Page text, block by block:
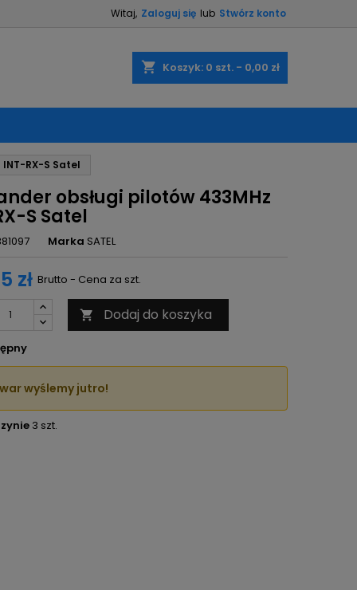
Witaj, Zaloguj się lub Stwórz konto
shopping_cart Koszyk: 0 szt. - 0,00 zł
RX-S Satel
obsługi pilotów 433MHz
S Satel
Marka SATEL
zł Brutto - Cena za szt.
 Dodaj do koszyka
wyślemy jutro!
3 szt.